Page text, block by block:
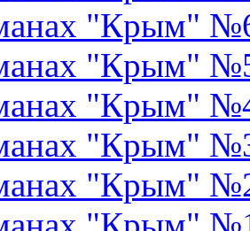
"Крым"
"Крым"
"Крым"
"Крым"
"Крым"